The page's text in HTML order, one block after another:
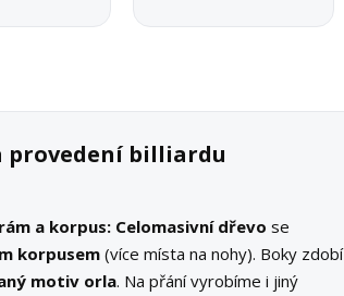
provedení billiardu
a korpus: Celomasivní dřevo se
korpusem (více místa na nohy). Boky zdobí
motiv orla. Na přání vyrobíme i jiný